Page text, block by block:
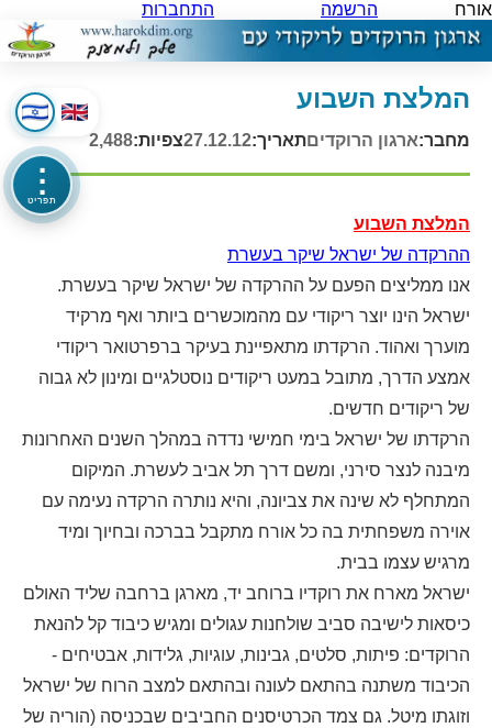
אורח הרשמה התחברות
⋮
תפריט
המלצת השבוע
מחבר:ארגון הרוקדיםתאריך:27.12.12צפיות:2,488
המלצת השבוע
ההרקדה של ישראל שיקר בעשרת
אנו ממליצים הפעם על ההרקדה של ישראל שיקר בעשרת.
ישראל הינו יוצר ריקודי עם מהמוכשרים ביותר ואף מרקיד
מוערך ואהוד. הרקדתו מתאפיינת בעיקר ברפרטואר ריקודי
אמצע הדרך, מתובל במעט ריקודים נוסטלגיים ומינון לא גבוה
של ריקודים חדשים.
הרקדתו של ישראל בימי חמישי נדדה במהלך השנים האחרונות
מיבנה לנצר סירני, ומשם דרך תל אביב לעשרת. המיקום
המתחלף לא שינה את צביונה, והיא נותרה הרקדה נעימה עם
אוירה משפחתית בה כל אורח מתקבל בברכה ובחיוך ומיד
מרגיש עצמו בבית.
ישראל מארח את רוקדיו ברוחב יד, מארגן ברחבה שליד האולם
כיסאות לישיבה סביב שולחנות עגולים ומגיש כיבוד קל להנאת
הרוקדים: פיתות, סלטים, גבינות, עוגיות, גלידות, אבטיחים -
הכיבוד משתנה בהתאם לעונה ובהתאם למצב הרוח של ישראל
וזוגתו מיטל. גם צמד הכרטיסנים החביבים שבכניסה (הוריה של